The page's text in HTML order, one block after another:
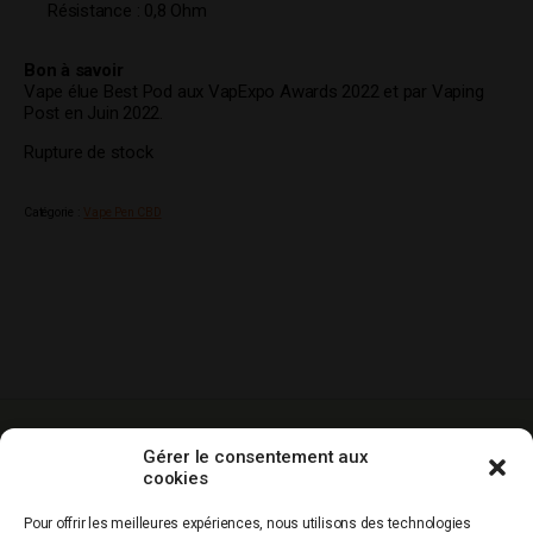
Gérer le consentement aux
cookies
Pour offrir les meilleures expériences, nous utilisons des technologies
Résistance : 0,8 Ohm
Bon à savoir
Vape élue Best Pod aux VapExpo Awards 2022 et par Vaping
Post en Juin 2022.
Rupture de stock
Catégorie :
Livraison gratuite
dés 60€ d’achat
1ere commande
sécurisé
Service clients
Qualité
Production